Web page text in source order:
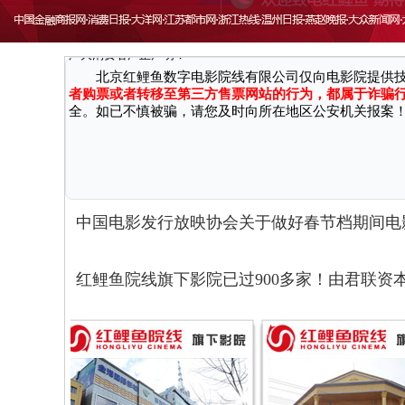
因近期接到国家机关反馈，有不法分子通过微信、第三方
广大消费者严正声明：
北京红鲤鱼数字电影院线有限公司仅向电影院提供
者购票或者转移至第三方售票网站的行为，都属于诈骗
全。如已不慎被骗，请您及时向所在地区公安机关报案
中国电影发行放映协会关于做好春节档期间
红鲤鱼院线旗下影院已过900多家！由君联资